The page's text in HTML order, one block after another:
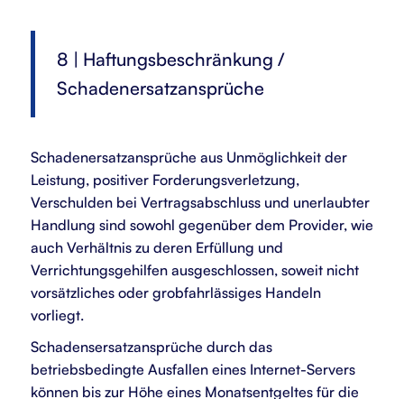
8 | Haftungsbeschränkung /
Schadenersatzansprüche
Schadenersatzansprüche aus Unmöglichkeit der
Leistung, positiver Forderungsverletzung,
Verschulden bei Vertragsabschluss und unerlaubter
Handlung sind sowohl gegenüber dem Provider, wie
auch Verhältnis zu deren Erfüllung und
Verrichtungsgehilfen ausgeschlossen, soweit nicht
vorsätzliches oder grobfahrlässiges Handeln
vorliegt.
Schadensersatzansprüche durch das
betriebsbedingte Ausfallen eines Internet-Servers
können bis zur Höhe eines Monatsentgeltes für die